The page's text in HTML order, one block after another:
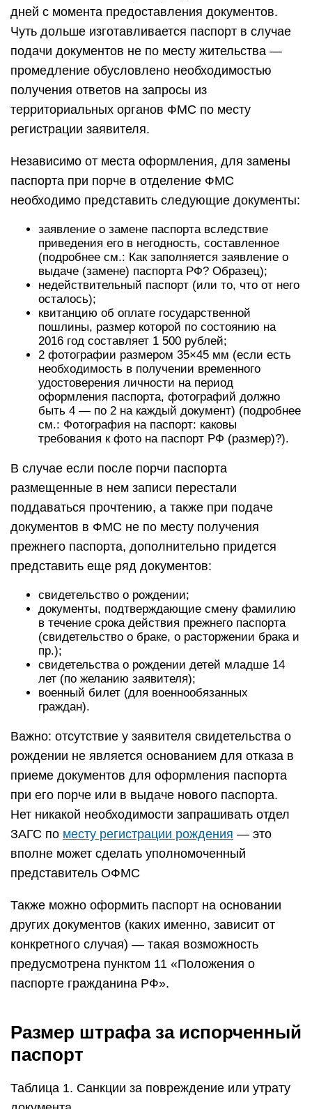
дней с момента предоставления документов.
Чуть дольше изготавливается паспорт в случае
подачи документов не по месту жительства —
промедление обусловлено необходимостью
получения ответов на запросы из
территориальных органов ФМС по месту
регистрации заявителя.
Независимо от места оформления, для замены
паспорта при порче в отделение ФМС
необходимо представить следующие документы:
заявление о замене паспорта вследствие
приведения его в негодность, составленное
(подробнее см.: Как заполняется заявление о
выдаче (замене) паспорта РФ? Образец);
недействительный паспорт (или то, что от него
осталось);
квитанцию об оплате государственной
пошлины, размер которой по состоянию на
2016 год составляет 1 500 рублей;
2 фотографии размером 35×45 мм (если есть
необходимость в получении временного
удостоверения личности на период
оформления паспорта, фотографий должно
быть 4 — по 2 на каждый документ) (подробнее
см.: Фотография на паспорт: каковы
требования к фото на паспорт РФ (размер)?).
В случае если после порчи паспорта
размещенные в нем записи перестали
поддаваться прочтению, а также при подаче
документов в ФМС не по месту получения
прежнего паспорта, дополнительно придется
представить еще ряд документов:
свидетельство о рождении;
документы, подтверждающие смену фамилию
в течение срока действия прежнего паспорта
(свидетельство о браке, о расторжении брака и
пр.);
свидетельства о рождении детей младше 14
лет (по желанию заявителя);
военный билет (для военнообязанных
граждан).
Важно: отсутствие у заявителя свидетельства о
рождении не является основанием для отказа в
приеме документов для оформления паспорта
при его порче или в выдаче нового паспорта.
Нет никакой необходимости запрашивать отдел
ЗАГС по месту регистрации рождения — это
вполне может сделать уполномоченный
представитель ОФМС
Также можно оформить паспорт на основании
других документов (каких именно, зависит от
конкретного случая) — такая возможность
предусмотрена пунктом 11 «Положения о
паспорте гражданина РФ».
Размер штрафа за испорченный
паспорт
Таблица 1. Санкции за повреждение или утрату